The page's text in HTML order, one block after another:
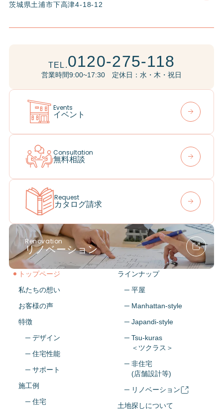
茨城県土浦市下高津4-18-12
トップページ
私たちの想い
お客様の声
特徴
─ デザイン
─ 住宅性能
─ サポート
施工例
─ 住宅
ラインナップ
─ 平屋
─ Manhattan-style
─ Japandi-style
─ Tsu-kuras
＜ツクラス＞
─ 非住宅
(店舗設計等)
─ リノベーション
土地探しについて
TEL.0120-275-118
営業時間9:00~17:30 定休日：水・木・祝日
Events
イベント
Consultation
無料相談
Request
カタログ請求
Renovation
リノベーション